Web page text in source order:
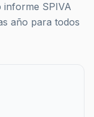
informe SPIVA
año para todos